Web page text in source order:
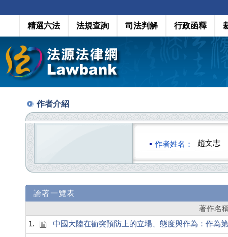
精選六法 法規查詢 司法判解 行政函釋
作者介紹
作者姓名： 趙文志
論著一覽表
著作名
1.
中國大陸在衝突預防上的立場、態度與作為：作為